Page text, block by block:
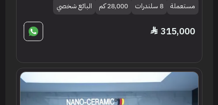
مستعملة 8 سلندرات 28,000 كم البائع شخصي
315,000